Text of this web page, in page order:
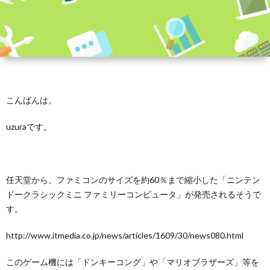
こんばんは。
uzuraです。
任天堂から、ファミコンのサイズを約60％まで縮小した「ニンテン
ドークラシックミニ ファミリーコンピュータ」が発売されるそうで
す。
http://www.itmedia.co.jp/news/articles/1609/30/news080.html
このゲーム機には「ドンキーコング」や「マリオブラザーズ」等を